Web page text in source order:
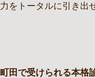
力をトータルに引き出
町田で受けられる本格